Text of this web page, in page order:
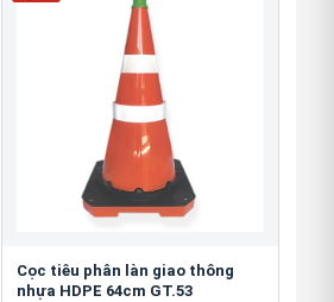
Cọc tiêu phân làn giao thông
nhựa HDPE 64cm GT.53